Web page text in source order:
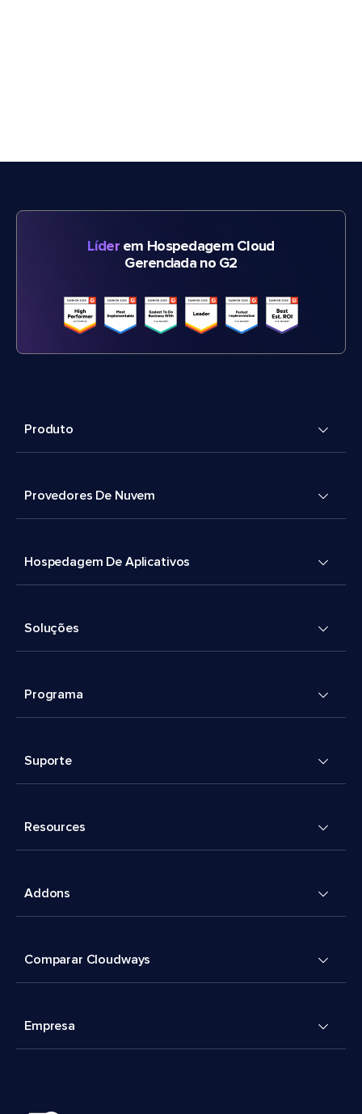
Líderem Hospedagem Cloud
Gerenciada no G2
Produto
Provedores De Nuvem
Hospedagem De Aplicativos
Soluções
Programa
Suporte
Resources
Addons
Comparar Cloudways
Empresa